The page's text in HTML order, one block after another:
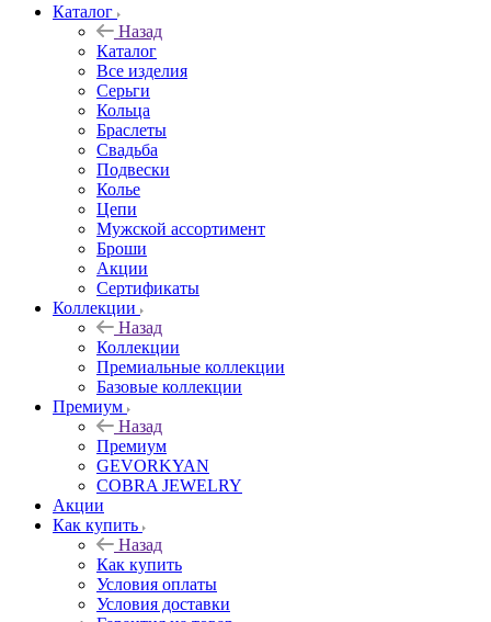
Каталог
Назад
Каталог
Все изделия
Серьги
Кольца
Браслеты
Свадьба
Подвески
Колье
Цепи
Мужской ассортимент
Броши
Акции
Сертификаты
Коллекции
Назад
Коллекции
Премиальные коллекции
Базовые коллекции
Премиум
Назад
Премиум
GEVORKYAN
COBRA JEWELRY
Акции
Как купить
Назад
Как купить
Условия оплаты
Условия доставки